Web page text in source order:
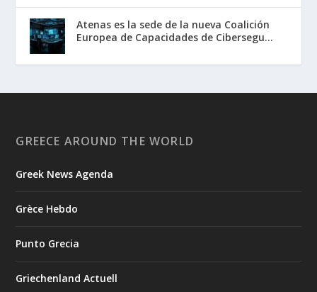
Atenas es la sede de la nueva Coalición
Europea de Capacidades de Cibersegu...
GREECE AROUND THE WORLD
Greek News Agenda
Grèce Hebdo
Punto Grecia
Griechenland Actuell